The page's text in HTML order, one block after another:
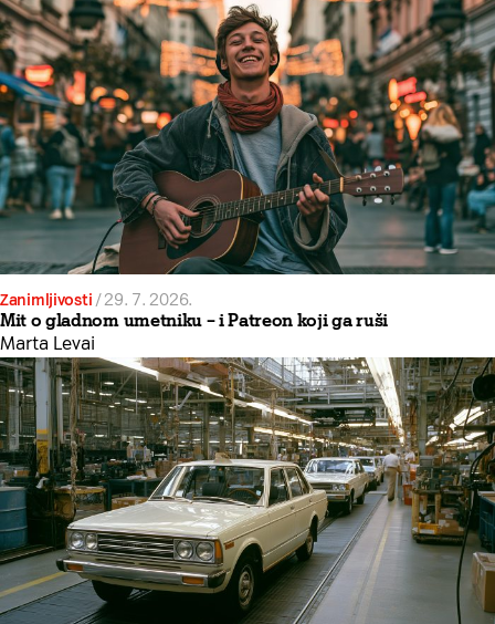
Zanimljivosti /29. 7. 2026.
Mit o gladnom umetniku – i Patreon koji ga ruši
Marta Levai